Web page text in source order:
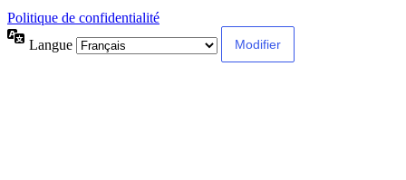
Politique de confidentialité
Langue